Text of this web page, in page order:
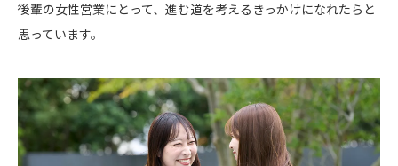
後輩の女性営業にとって、進む道を考えるきっかけになれたらと
思っています。